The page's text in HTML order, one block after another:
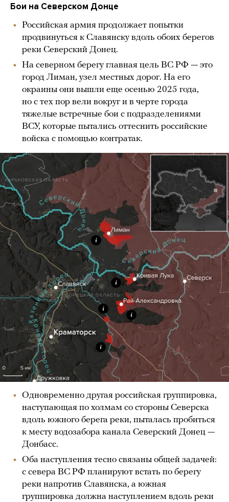
Бои на Северском Донце
Российская армия продолжает попытки
продвинуться к Славянску вдоль обоих берегов
реки Северский Донец.
На северном берегу главная цель ВС РФ — это
город Лиман, узел местных дорог. На его
окраины они вышли еще осенью 2025 года,
но с тех пор вели вокруг и в черте города
тяжелые встречные бои с подразделениями
ВСУ, которые пытались оттеснить российские
войска с помощью контратак.
Одновременно другая российская группировка,
наступающая по холмам со стороны Северска
вдоль южного берега реки, пыталась пробиться
к месту водозабора канала Северский Донец —
Донбасс.
Оба наступления тесно связаны общей задачей:
с севера ВС РФ планируют встать по берегу
реки напротив Славянска, а южная
группировка должна наступлением вдоль реки